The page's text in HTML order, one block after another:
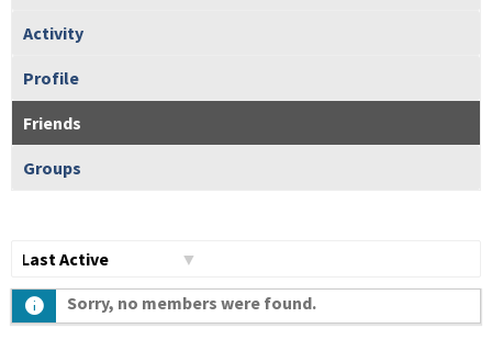
Activity
Profile
Friends
Groups
Sorry, no members were found.